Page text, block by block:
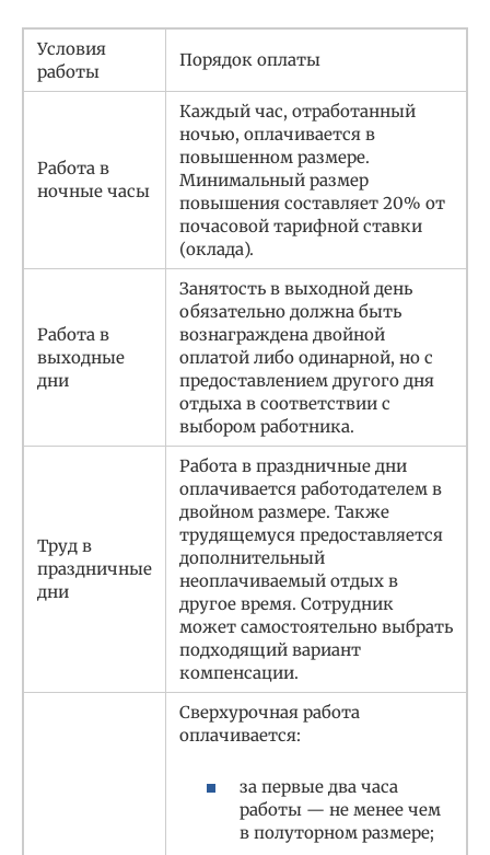
Условия
работы
Порядок оплаты
Работа в
ночные часы
Каждый час, отработанный
ночью, оплачивается в
повышенном размере.
Минимальный размер
повышения составляет 20% от
почасовой тарифной ставки
(оклада).
Работа в
выходные
дни
Занятость в выходной день
обязательно должна быть
вознаграждена двойной
оплатой либо одинарной, но с
предоставлением другого дня
отдыха в соответствии с
выбором работника.
Труд в
праздничные
дни
Работа в праздничные дни
оплачивается работодателем в
двойном размере. Также
трудящемуся предоставляется
дополнительный
неоплачиваемый отдых в
другое время. Сотрудник
может самостоятельно выбрать
подходящий вариант
компенсации.
Сверхурочная работа
оплачивается:
за первые два часа
работы — не менее чем
в полуторном размере;